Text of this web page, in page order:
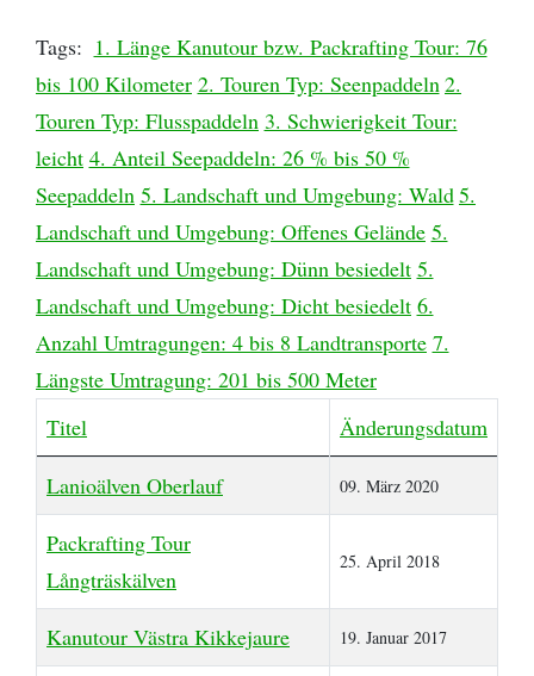
Tags: 1. Länge Kanutour bzw. Packrafting Tour: 76
bis 100 Kilometer 2. Touren Typ: Seenpaddeln 2.
Touren Typ: Flusspaddeln 3. Schwierigkeit Tour:
leicht 4. Anteil Seepaddeln: 26 % bis 50 %
Seepaddeln 5. Landschaft und Umgebung: Wald5.
Landschaft und Umgebung: Offenes Gelände 5.
Landschaft und Umgebung: Dünn besiedelt 5.
Landschaft und Umgebung: Dicht besiedelt 6.
Anzahl Umtragungen: 4 bis 8 Landtransporte 7.
Längste Umtragung: 201 bis 500 Meter
Beiträge
Titel Änderungsdatum
Lanioälven Oberlauf 09. März 2020
Packrafting Tour
Långträskälven
25. April 2018
Kanutour Västra Kikkejaure 19. Januar 2017